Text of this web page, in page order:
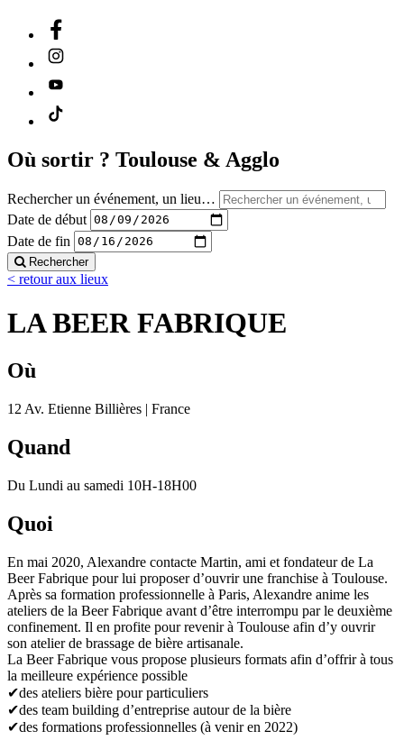
Où sortir ? Toulouse & Agglo
Rechercher un événement, un lieu…
Date de début
Date de fin
Rechercher
< retour aux lieux
LA BEER FABRIQUE
Où
12 Av. Etienne Billières | France
Quand
Du Lundi au samedi 10H-18H00
Quoi
En mai 2020, Alexandre contacte Martin, ami et fondateur de La
Beer Fabrique pour lui proposer d’ouvrir une franchise à Toulouse.
Après sa formation professionnelle à Paris, Alexandre anime les
ateliers de la Beer Fabrique avant d’être interrompu par le deuxième
confinement. Il en profite pour revenir à Toulouse afin d’y ouvrir
son atelier de brassage de bière artisanale.
La Beer Fabrique vous propose plusieurs formats afin d’offrir à tous
la meilleure expérience possible
✔︎des ateliers bière pour particuliers
✔︎des team building d’entreprise autour de la bière
✔︎des formations professionnelles (à venir en 2022)